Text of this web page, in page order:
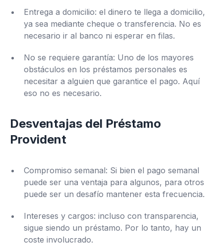
Entrega a domicilio: el dinero te llega a domicilio,
ya sea mediante cheque o transferencia. No es
necesario ir al banco ni esperar en filas.
No se requiere garantía: Uno de los mayores
obstáculos en los préstamos personales es
necesitar a alguien que garantice el pago. Aquí
eso no es necesario.
Desventajas del Préstamo
Provident
Compromiso semanal: Si bien el pago semanal
puede ser una ventaja para algunos, para otros
puede ser un desafío mantener esta frecuencia.
Intereses y cargos: incluso con transparencia,
sigue siendo un préstamo. Por lo tanto, hay un
coste involucrado.